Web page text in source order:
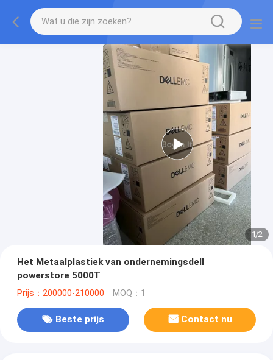
1/2
Het Metaalplastiek van ondernemingsdell
powerstore 5000T
Prijs：200000-210000 MOQ：1
Beste prijs Contact nu